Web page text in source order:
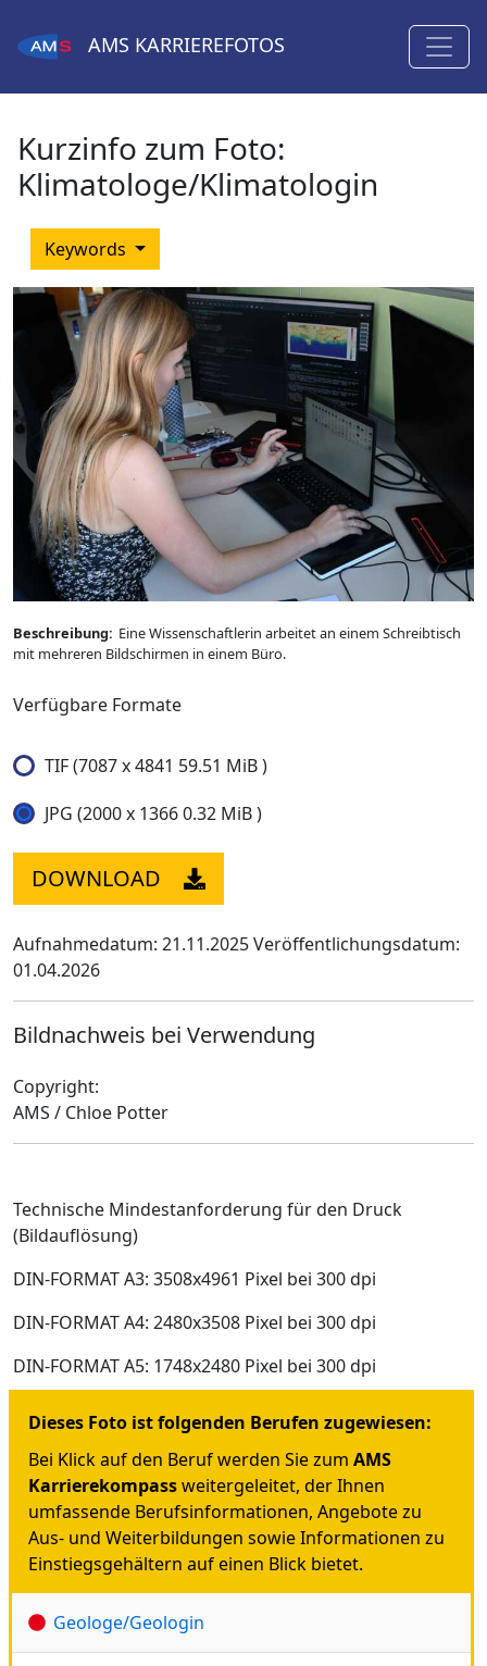
AMS KARRIEREFOTOS
Kurzinfo zum Foto:
Klimatologe/Klimatologin
Keywords
Beschreibung: Eine Wissenschaftlerin arbeitet an einem Schreibtisch
mit mehreren Bildschirmen in einem Büro.
Verfügbare Formate
TIF (7087 x 4841 59.51 MiB )
JPG (2000 x 1366 0.32 MiB )
DOWNLOAD
Aufnahmedatum: 21.11.2025Veröffentlichungsdatum:
01.04.2026
Bildnachweis bei Verwendung
Copyright:
AMS / Chloe Potter
Technische Mindestanforderung für den Druck
(Bildauflösung)
DIN-FORMAT A3: 3508x4961 Pixel bei 300 dpi
DIN-FORMAT A4: 2480x3508 Pixel bei 300 dpi
DIN-FORMAT A5: 1748x2480 Pixel bei 300 dpi
Dieses Foto ist folgenden Berufen zugewiesen:
Bei Klick auf den Beruf werden Sie zum AMS
Karrierekompassweitergeleitet, der Ihnen
umfassende Berufsinformationen, Angebote zu
Aus- und Weiterbildungen sowie Informationen zu
Einstiegsgehältern auf einen Blick bietet.
Geologe/Geologin